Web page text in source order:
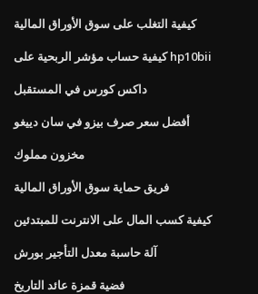
كيفية التغلب على سوق الأوراق المالية
كيفية حساب مؤشر الربحية على hp10bii
داكس كورس في المستقبل
أفضل سعر صرف بيزو في سان دييغو
مخزون مملوك
فريق حماية سوق الأوراق المالية
كيفية كسب المال على الانترنت للمبتدئين
آلة حاسبة معدل التأجير بورش
فضية قمزة عائد التاريخ